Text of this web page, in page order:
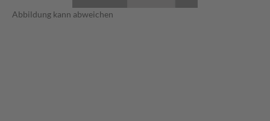
Abbildung kann abweichen